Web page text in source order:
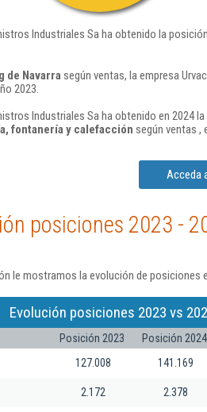
Industriales Sa ha obtenido la
de Navarra según ventas, la empresa
2023.
Industriales Sa ha obtenido en 2024
fontanería y calefacción según ventas ,
Acceda
posiciones 2023 -
le mostramos la evolución de posiciones
Evolución posiciones 2023 vs
Posición 2023 Posición 2024
127.008 141.169
2.172 2.378